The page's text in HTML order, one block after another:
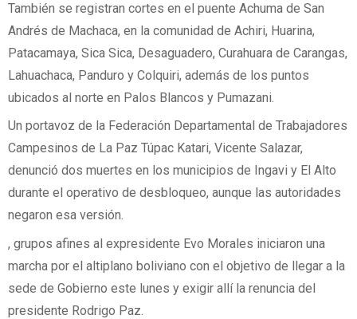
También se registran cortes en el puente Achuma de San
Andrés de Machaca, en la comunidad de Achiri, Huarina,
Patacamaya, Sica Sica, Desaguadero, Curahuara de Carangas,
Lahuachaca, Panduro y Colquiri, además de los puntos
ubicados al norte en Palos Blancos y Pumazani.
Un portavoz de la Federación Departamental de Trabajadores
Campesinos de La Paz Túpac Katari, Vicente Salazar,
denunció dos muertes en los municipios de Ingavi y El Alto
durante el operativo de desbloqueo, aunque las autoridades
negaron esa versión.
, grupos afines al expresidente Evo Morales iniciaron una
marcha por el altiplano boliviano con el objetivo de llegar a la
sede de Gobierno este lunes y exigir allí la renuncia del
presidente Rodrigo Paz.